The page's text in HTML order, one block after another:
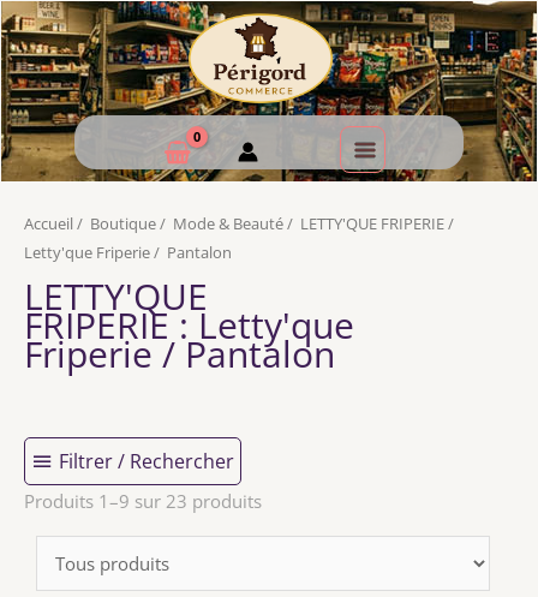
Accueil / Boutique/ Mode & Beauté/ LETTY'QUE FRIPERIE/
Letty'que Friperie/ Pantalon
LETTY'QUE
FRIPERIE: Letty'que
Friperie / Pantalon
Filtrer / Rechercher
Produits 1–9 sur 23 produits